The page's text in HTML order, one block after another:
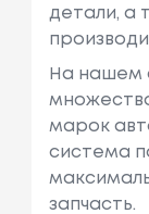
детали, а
На нашем
марок
система
запчасть.